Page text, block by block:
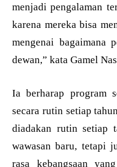
menjadi pengalaman
karena mereka bisa
mengenai bagaimana
dewan,” kata Gamel
Ia berharap program
secara rutin setiap
diadakan rutin setiap
wawasan baru, tetapi
rasa kebangsaan